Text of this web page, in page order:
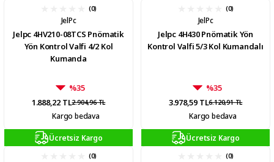
(0)
JelPc
Jelpc 4HV210-08TCS Pnömatik
Yön Kontrol Valfi 4/2 Kol
Kumanda
%35
1.888,22 TL2.904,96 TL
Kargo bedava
(0)
JelPc
Jelpc 4H430 Pnömatik Yön
Kontrol Valfi 5/3 Kol Kumandalı
%35
3.978,59 TL6.120,91 TL
Kargo bedava
Ücretsiz Kargo
(0)
Ücretsiz Kargo
(0)